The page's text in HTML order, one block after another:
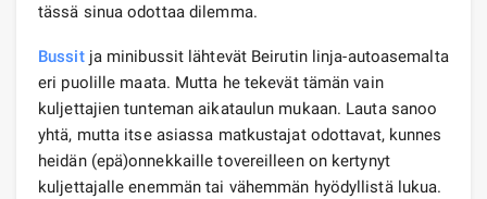
tässä sinua odottaa dilemma.
Bussitja minibussit lähtevät Beirutin linja-autoasemalta
eri puolille maata. Mutta he tekevät tämän vain
kuljettajien tunteman aikataulun mukaan. Lauta sanoo
yhtä, mutta itse asiassa matkustajat odottavat, kunnes
heidän (epä)onnekkaille tovereilleen on kertynyt
kuljettajalle enemmän tai vähemmän hyödyllistä lukua.